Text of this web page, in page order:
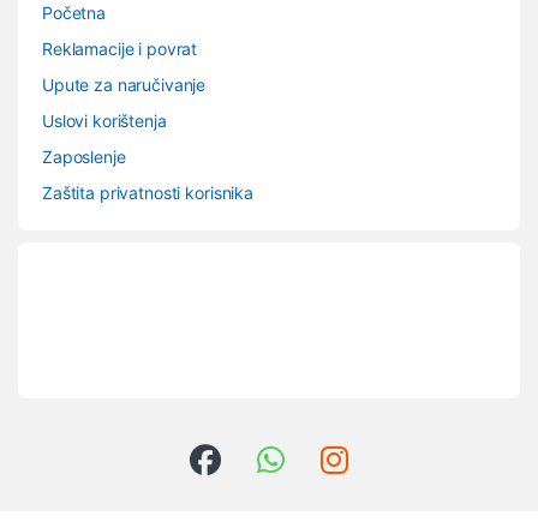
Početna
Reklamacije i povrat
Upute za naručivanje
Uslovi korištenja
Zaposlenje
Zaštita privatnosti korisnika